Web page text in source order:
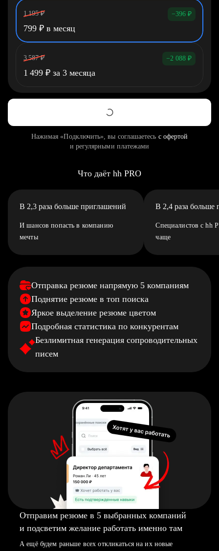
1 195 ₽ −396 ₽
799 ₽ в месяц
3 587 ₽ −2 088 ₽
1 499 ₽ за 3 месяца
Нажимая «Подключить», вы соглашаетесь с офертой
и регулярными платежами
Что даёт hh PRO
В 2,3 раза больше приглашений
И шансов попасть в компанию
мечты
В 2,4 раза больше
Специалистов с hh
чаще
Отправка резюме напрямую 5 компаниям
Поднятие резюме в топ поиска
Яркое выделение резюме цветом
Подробная статистика по конкурентам
Безлимитная генерация сопроводительных
писем
Отправим резюме в 5 выбранных компаний
и подсветим желание работать именно там
А ещё будем раньше всех откликаться на их новые